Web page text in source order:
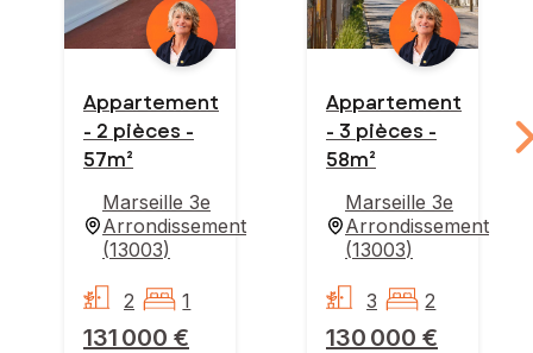
Appartement
- 2 pièces -
57m²
Marseille 3e
Arrondissement
(13003)
131 000 €
2 1
Appartement
- 3 pièces -
58m²
Marseille 3e
Arrondissement
(13003)
130 000 €
3 2